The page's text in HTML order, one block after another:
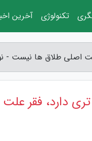
اصلی طلاق ها نیست -
دارد، فقر
تکنولوژی آخرین